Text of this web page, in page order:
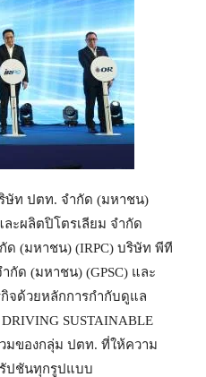
ษัท ปตท. จำกัด (มหาชน)
ะผลิตปิโตรเลียม จำกัด
ด (มหาชน) (IRPC) บริษัท พีที
กัด (มหาชน) (GPSC) และ
จด้วยหลักการกำกับดูแล
SUSTAINABLE
มของกลุ่ม ปตท. ที่ให้ความ
รัปชันทุกรูปแบบ